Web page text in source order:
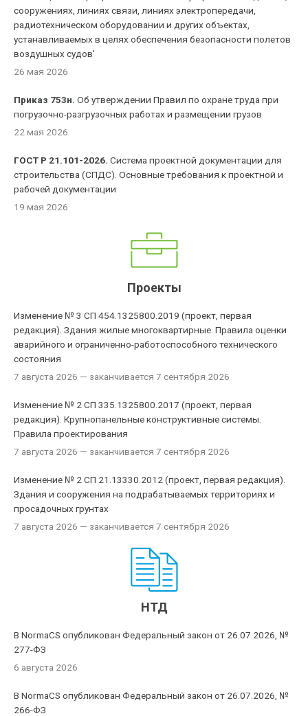
сооружениях, линиях связи, линиях электропередачи,
радиотехническом оборудовании и других объектах,
устанавливаемых в целях обеспечения безопасности полетов
воздушных судов'
26 мая 2026
Приказ 753н. Об утверждении Правил по охране труда при
погрузочно-разгрузочных работах и размещении грузов
22 мая 2026
ГОСТ Р 21.101-2026. Система проектной документации для
строительства (СПДС). Основные требования к проектной и
рабочей документации
19 мая 2026
Проекты
Изменение № 3 СП 454.1325800.2019 (проект, первая
редакция). Здания жилые многоквартирные. Правила оценки
аварийного и ограниченно-работоспособного технического
состояния
7 августа 2026 — заканчивается 7 сентября 2026
Изменение № 2 СП 335.1325800.2017 (проект, первая
редакция). Крупнопанельные конструктивные системы.
Правила проектирования
7 августа 2026 — заканчивается 7 сентября 2026
Изменение № 2 СП 21.13330.2012 (проект, первая редакция).
Здания и сооружения на подрабатываемых территориях и
просадочных грунтах
7 августа 2026 — заканчивается 7 сентября 2026
НТД
В NormaCS опубликован Федеральный закон от 26.07.2026, №
277-ФЗ
6 августа 2026
В NormaCS опубликован Федеральный закон от 26.07.2026, №
266-ФЗ